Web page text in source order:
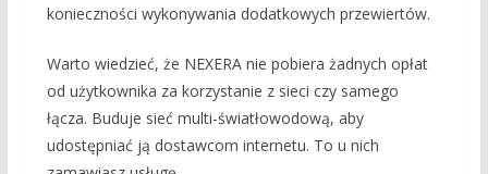
konieczności wykonywania dodatkowych przewiertów.
Warto wiedzieć, że NEXERA nie pobiera żadnych opłat
od użytkownika za korzystanie z sieci czy samego
łącza. Buduje sieć multi-światłowodową, aby
udostępniać ją dostawcom internetu. To u nich